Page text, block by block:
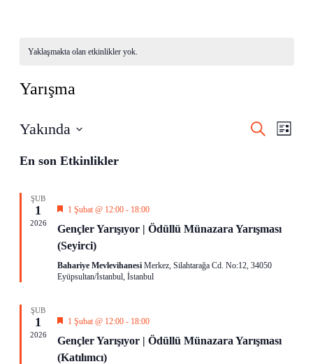
Yaklaşmakta olan etkinlikler yok.
Yarışma
Ara
Liste
Yakında
seç.
En son Etkinlikler
ŞUB
1
2026
Öne
1 Şubat @ 12:00- 18:00
Gençler Yarışıyor | Ödüllü Münazara Yarışması
(Seyirci)
Bahariye Mevlevihanesi Merkez, Silahtarağa Cd. No:12, 34050
Eyüpsultan/İstanbul, İstanbul
ŞUB
1
2026
Öne
1 Şubat @ 12:00- 18:00
Gençler Yarışıyor | Ödüllü Münazara Yarışması
(Katılımcı)